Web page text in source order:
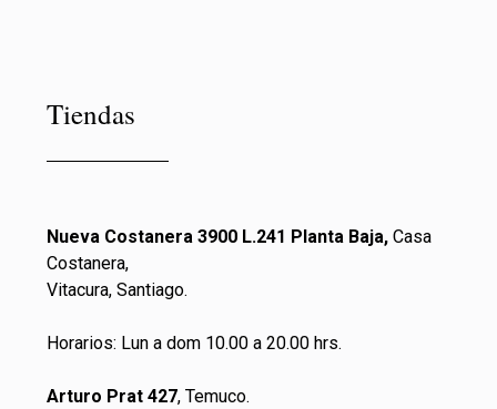
Tiendas
Nueva Costanera 3900 L.241 Planta Baja, Casa
Costanera,
Vitacura, Santiago.
Horarios: Lun a dom 10.00 a 20.00 hrs.
Arturo Prat 427, Temuco.